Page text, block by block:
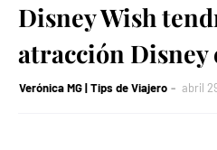
Disney Wish
atracción Disney
Verónica MG | Tips de Viajero abril